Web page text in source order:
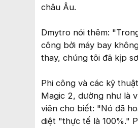
châu Âu.
Dmytro nói thêm:
công bởi máy bay
thay, chúng tôi đã kịp
Phi công và các kỹ
Magic 2, dường như là
viên cho biết: "Nó đã
diệt "thực tế là 100%."